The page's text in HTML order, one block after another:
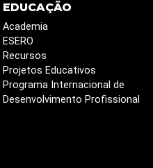
EDUCAÇÃO
Academia
ESERO
Recursos
Projetos Educativos
Programa Internacional de
Desenvolvimento Profissional